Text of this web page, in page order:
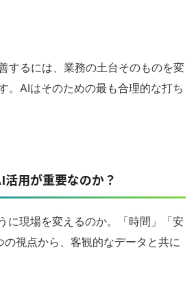
するには、業務の土台そのものを変
。AIはそのための最も合理的な打ち
活用が重要なのか？
に現場を変えるのか。「時間」「安
視点から、客観的なデータと共に